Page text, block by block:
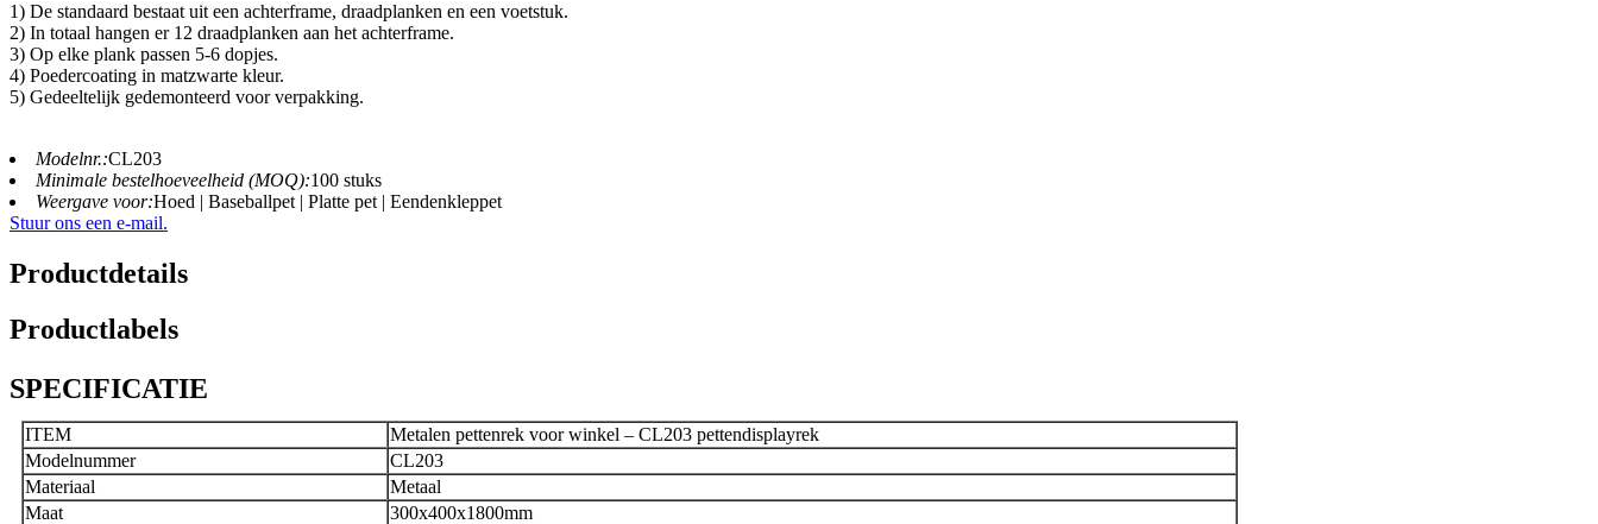
1) De standaard bestaat uit een achterframe, draadplanken en een voetstuk.
2) In totaal hangen er 12 draadplanken aan het achterframe.
3) Op elke plank passen 5-6 dopjes.
4) Poedercoating in matzwarte kleur.
5) Gedeeltelijk gedemonteerd voor verpakking.
Modelnr.:CL203
Minimale bestelhoeveelheid (MOQ):100 stuks
Weergave voor:Hoed | Baseballpet | Platte pet | Eendenkleppet
Stuur ons een e-mail.
Productdetails
Productlabels
SPECIFICATIE
ITEM
Metalen pettenrek voor winkel – CL203 pettendisplayrek
Modelnummer
CL203
Materiaal
Metaal
Maat
300x400x1800mm